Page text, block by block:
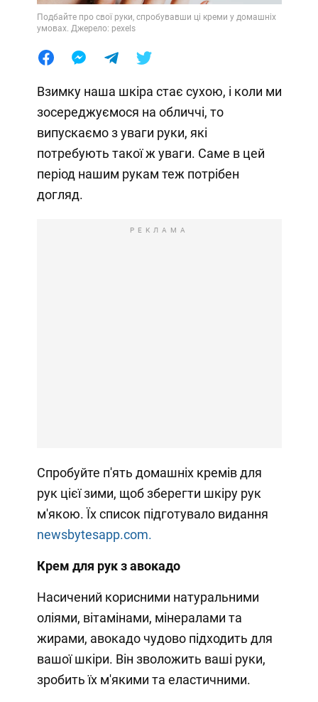
Подбайте про свої руки, спробувавши ці креми у домашніх
умовах. Джерело: pexels
Взимку наша шкіра стає сухою, і коли ми
зосереджуємося на обличчі, то
випускаємо з уваги руки, які
потребують такої ж уваги. Саме в цей
період нашим рукам теж потрібен
догляд.
РЕКЛАМА
Спробуйте п'ять домашніх кремів для
рук цієї зими, щоб зберегти шкіру рук
м'якою. Їх список підготувало видання
newsbytesapp.com.
Крем для рук з авокадо
Насичений корисними натуральними
оліями, вітамінами, мінералами та
жирами, авокадо чудово підходить для
вашої шкіри. Він зволожить ваші руки,
зробить їх м'якими та еластичними.